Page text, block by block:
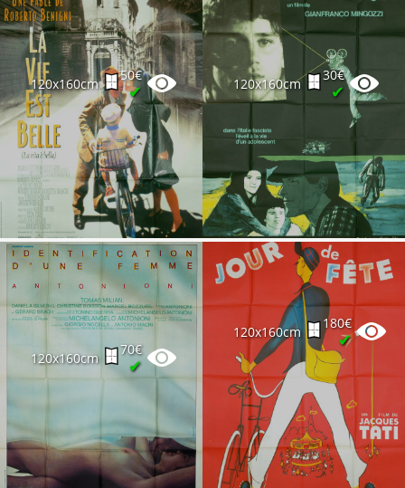
120x160cm
50€
✔ 120x160cm
30€
✔
120x160cm
70€
✔
120x160cm
180€
✔